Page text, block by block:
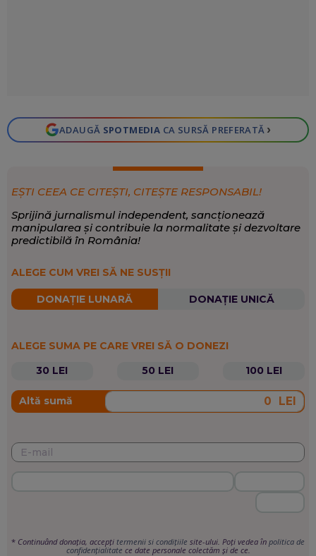
ADAUGĂ SPOTMEDIA CA SURSĂ PREFERATĂ ›
EȘTI CEEA CE CITEȘTI, CITEȘTE RESPONSABIL!
Sprijină jurnalismul independent, sancționează
manipularea și contribuie la normalitate și dezvoltare
predictibilă în România!
ALEGE CUM VREI SĂ NE SUSȚII
DONAȚIE LUNARĂ DONAȚIE UNICĂ
ALEGE SUMA PE CARE VREI SĂ O DONEZI
30 LEI
50 LEI 100 LEI
Altă sumă LEI
* Continuând donația, accepți termenii si condițiile site-ului. Poți vedea în politica de
confidențialitate ce date personale colectăm și de ce.